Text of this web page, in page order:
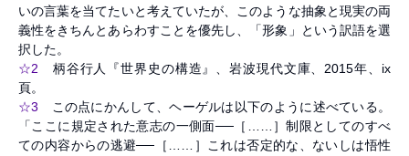
いの言葉を当てたいと考えていたが、このような抽象と現実の両
義性をきちんとあらわすことを優先し、「形象」という訳語を選
択した。
☆2 柄谷行人『世界史の構造』、岩波現代文庫、2015年、ix
頁。
☆3 この点にかんして、ヘーゲルは以下のように述べている。
「ここに規定された意志の一側面──［……］制限としてのすべ
ての内容からの逃避──［……］これは否定的な、ないしは悟性